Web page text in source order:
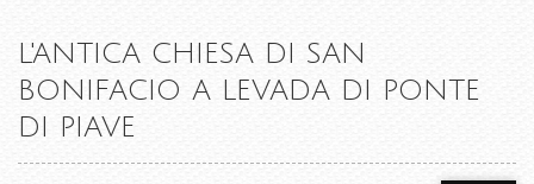
L'ANTICA CHIESA DI SAN
BONIFACIO A LEVADA DI PONTE
DI PIAVE